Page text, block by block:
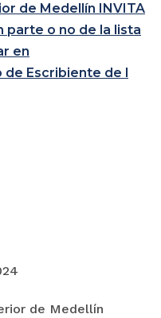
de Medellín INVITA
parte o no de la lista
en
de Escribiente de l
de Medellín